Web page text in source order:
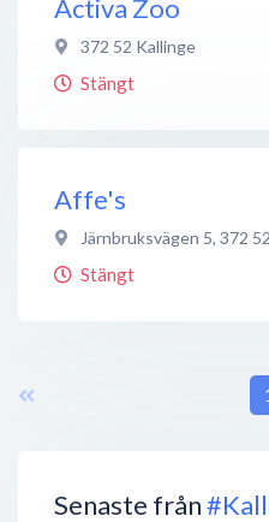
Senaste från
Activa Zoo
372 52 Kallinge
Stängt
Affe's
Järnbruksvägen 5, 372 52
Stängt